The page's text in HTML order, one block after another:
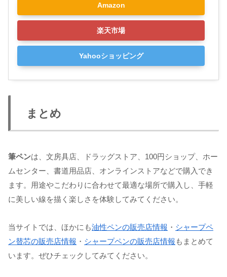
Amazon
楽天市場
Yahooショッピング
まとめ
筆ペンは、文房具店、ドラッグストア、100円ショップ、ホー
ムセンター、書道用品店、オンラインストアなどで購入でき
ます。用途やこだわりに合わせて最適な場所で購入し、手軽
に美しい線を描く楽しさを体験してみてください。
当サイトでは、ほかにも油性ペンの販売店情報 ・ シャープペ
ン替芯の販売店情報 ・ シャープペンの販売店情報 もまとめて
います。ぜひチェックしてみてください。